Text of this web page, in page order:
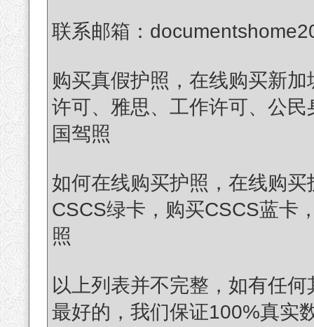
联系邮箱：
购买真假护照，在线购买新
许可、雅思、工作许可、公
国驾照
如何在线购买护照，在线购
CSCS绿卡，购买CSCS蓝卡
照
以上列表并不完整，如有任
最好的，我们保证100%真实